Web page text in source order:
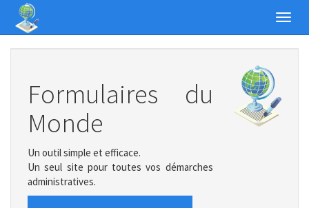
Formulaires du
Monde
Un outil simple et efficace.
Un seul site pour toutes vos démarches
administratives.